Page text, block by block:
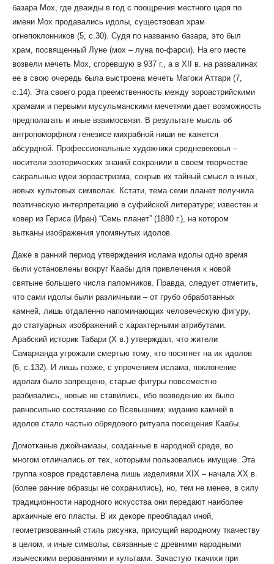
базара Мох, где дважды в год с поощрения местного царя по
имени Мох продавались идолы, существовал храм
огнепоклонников (5, с.30). Судя по названию базара, это был
храм, посвященный Луне (мох – луна по-фарси). На его месте
возвели мечеть Мох, сгоревшую в 937 г., а в XII в. на развалинах
ее в свою очередь была выстроена мечеть Магоки Аттари (7,
с.14). Эта своего рода преемственность между зороастрийскими
храмами и первыми мусульманскими мечетями дает возможность
предполагать и иные взаимосвязи. В результате мысль об
антропоморфном генезисе михрабной ниши не кажется
абсурдной. Профессиональные художники средневековья –
носители эзотерических знаний сохранили в своем творчестве
сакральные идеи зороастризма, сокрыв их тайный смысл в иных,
новых культовых символах. Кстати, тема семи планет получила
поэтическую интерпретацию в суфийской литературе; известен и
ковер из Гериса (Иран) “Семь планет” (1880 г.), на котором
вытканы изображения упомянутых идолов.
Даже в ранний период утверждения ислама идолы одно время
были установлены вокруг Каабы для привлечения к новой
святыне большего числа паломников. Правда, следует отметить,
что сами идолы были различными – от грубо обработанных
камней, лишь отдаленно напоминающих человеческую фигуру,
до статуарных изображений с характерными атрибутами.
Арабский историк Табари (Х в.) утверждал, что жители
Самарканда угрожали смертью тому, кто посягнет на их идолов
(6, с.132). И лишь позже, с упрочением ислама, поклонение
идолам было запрещено, старые фигуры повсеместно
разбивались, новые не ставились, ибо возведение их было
равносильно состязанию со Всевышним; кидание камней в
идолов стало частью обрядового ритуала посещения Каабы.
Домотканые джойнамазы, созданные в народной среде, во
многом отличались от тех, которыми пользовались имущие. Эта
группа ковров представлена лишь изделиями XIX – начала XX в.
(более ранние образцы не сохранились), но, тем не менее, в силу
традиционности народного искусства они передают наиболее
архаичные его пласты. В их декоре преобладал иной,
геометризованный стиль рисунка, присущий народному ткачеству
в целом, и иные символы, связанные с древними народными
языческими верованиями и культами. Зачастую ткачихи при